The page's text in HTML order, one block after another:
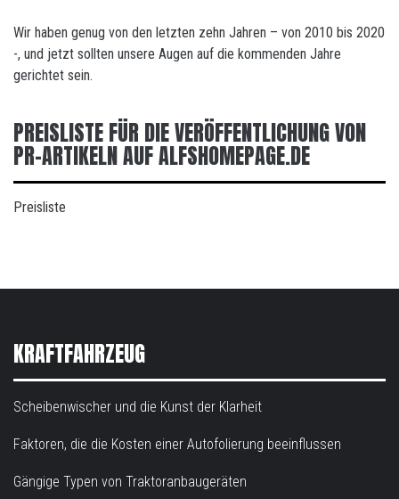
Wir haben genug von den letzten zehn Jahren – von 2010 bis 2020
-, und jetzt sollten unsere Augen auf die kommenden Jahre
gerichtet sein.
PREISLISTE FÜR DIE VERÖFFENTLICHUNG VON
PR-ARTIKELN AUF ALFSHOMEPAGE.DE
Preisliste
KRAFTFAHRZEUG
Scheibenwischer und die Kunst der Klarheit
Faktoren, die die Kosten einer Autofolierung beeinflussen
Gängige Typen von Traktoranbaugeräten